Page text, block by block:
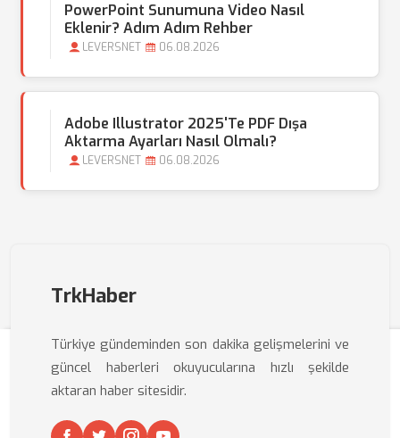
PowerPoint Sunumuna Video Nasıl
Eklenir? Adım Adım Rehber
LEVERSNET 06.08.2026
Adobe Illustrator 2025'te PDF Dışa
Aktarma Ayarları Nasıl Olmalı?
LEVERSNET 06.08.2026
TrkHaber
Türkiye gündeminden son dakika gelişmelerini ve
güncel haberleri okuyucularına hızlı şekilde
aktaran haber sitesidir.